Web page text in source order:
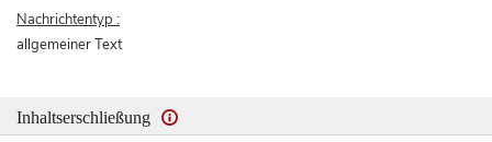
Nachrichtentyp :
allgemeiner Text
Inhaltserschließung